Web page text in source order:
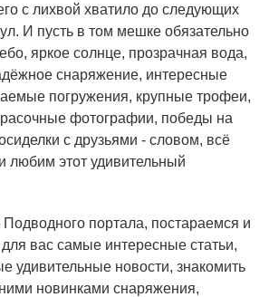
с лихвой хватило до следующих
И пусть в том мешке обязательно
яркое солнце, прозрачная вода,
снаряжение, интересные
погружения, крупные трофеи,
фотографии, победы на
с друзьями - словом, всё
любим этот удивительный
портала, постараемся и
вас самые интересные статьи,
удивительные новости, знакомить
новинками снаряжения,